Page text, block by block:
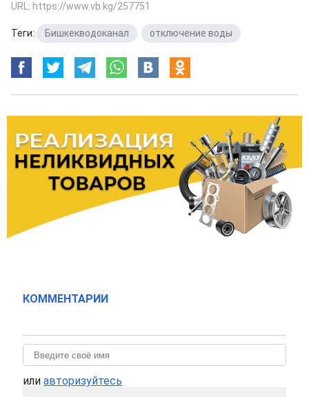
URL: https://www.vb.kg/257751
Теги: Бишкекводоканал отключение воды
КОММЕНТАРИИ
или авторизуйтесь